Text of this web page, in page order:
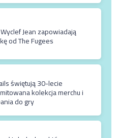
Jean zapowiadają
od The Fugees
świętują 30-lecie
kolekcja merchu i
do gry